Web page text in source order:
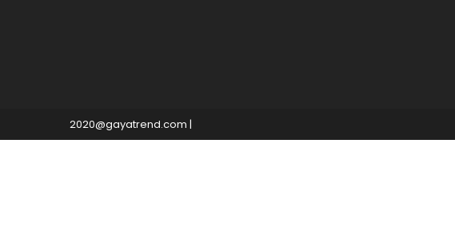
2020@gayatrend.com |